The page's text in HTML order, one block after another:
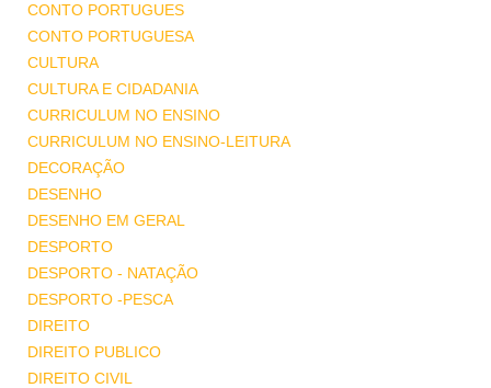
CONTO PORTUGUES
CONTO PORTUGUESA
CULTURA
CULTURA E CIDADANIA
CURRICULUM NO ENSINO
CURRICULUM NO ENSINO-LEITURA
DECORAÇÃO
DESENHO
DESENHO EM GERAL
DESPORTO
DESPORTO - NATAÇÃO
DESPORTO -PESCA
DIREITO
DIREITO PUBLICO
DIREITO CIVIL